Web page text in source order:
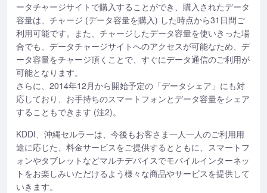
ータチャージサイトで購入することができ、購入されたデータ
容量は、チャージ (データ容量を購入) した時点から31日間ご
利用可能です。また、チャージしたデータ容量を使いきった場
合でも、データチャージサイトへのアクセスが可能なため、デ
ータ容量をチャージ頂くことで、すぐにデータ通信のご利用が
可能となります。
さらに、2014年12月から開始予定の「データシェア」にも対
応しており、お手持ちのスマートフォンとデータ容量をシェア
することもできます (注2)。
KDDI、沖縄セルラーは、今後もお客さま一人一人のご利用用
途に応じた、料金サービスをご提供するとともに、スマートフ
ォンやタブレットなどマルチデバイスでモバイルインターネッ
トをお楽しみいただけるよう様々な商品やサービスを提供して
いきます。